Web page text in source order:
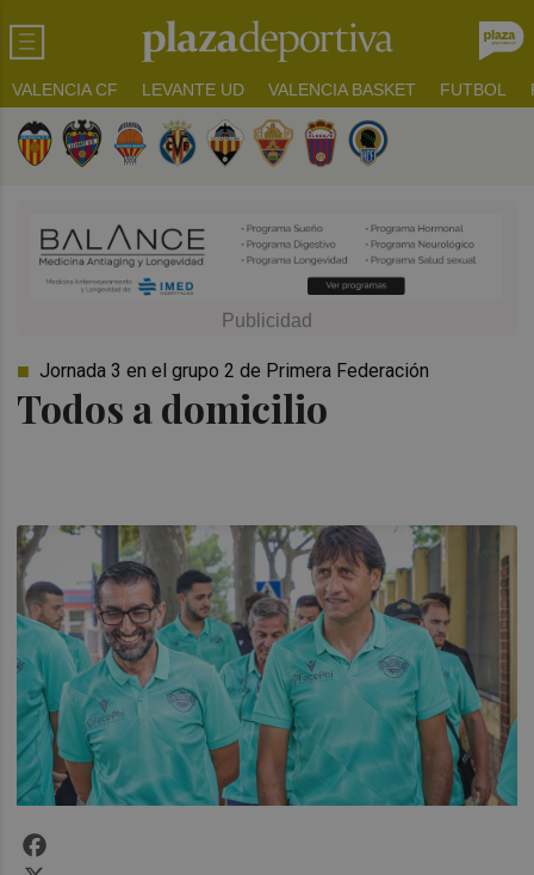
VALENCIA CF LEVANTE UD VALENCIA BASKET FUTBOL
Todos a domicilio
Jornada 3 en el grupo 2 de Primera Federación